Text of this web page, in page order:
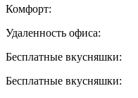
Комфорт:
Удаленность офиса:
Бесплатные вкусняшки:
Бесплатные вкусняшки: